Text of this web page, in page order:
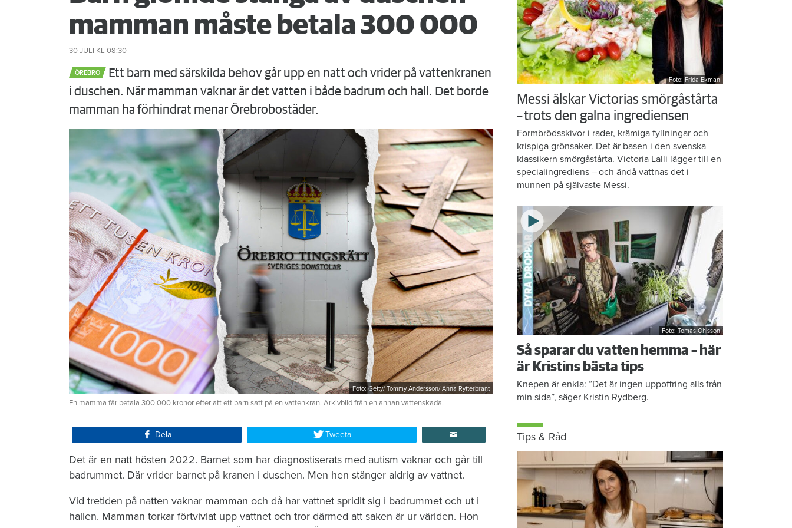
mamman måste betala 300 000
30 JULI KL 08:30
ÖREBRO
Ett barn med särskilda behov går upp en natt och vrider på vattenkranen
i duschen. När mamman vaknar är det vatten i både badrum och hall. Det borde
mamman ha förhindrat menar Örebrobostäder.
Foto: Getty/ Tommy Andersson/ Anna Rytterbrant
En mamma får betala 300 000 kronor efter att ett barn satt på en vattenkran. Arkivbild från en annan vattenskada.
Dela Tweeta
Det är en natt hösten 2022. Barnet som har diagnostiserats med autism vaknar och går till
badrummet. Där vrider barnet på kranen i duschen. Men hen stänger aldrig av vattnet.
Vid tretiden på natten vaknar mamman och då har vattnet spridit sig i badrummet och ut i
hallen. Mamman torkar förtvivlat upp vattnet och tror därmed att saken är ur världen. Hon
Foto: Frida Ekman
Messi älskar Victorias smörgåstårta
– trots den galna ingrediensen
Formbrödsskivor i rader, krämiga fyllningar och
krispiga grönsaker. Det är basen i den svenska
klassikern smörgåstårta. Victoria Lalli lägger till en
specialingrediens – och ändå vattnas det i
munnen på självaste Messi.
Foto: Tomas Ohlsson
Så sparar du vatten hemma – här
är Kristins bästa tips
Knepen är enkla: ”Det är ingen uppoffring alls från
min sida”, säger Kristin Rydberg.
Tips & Råd